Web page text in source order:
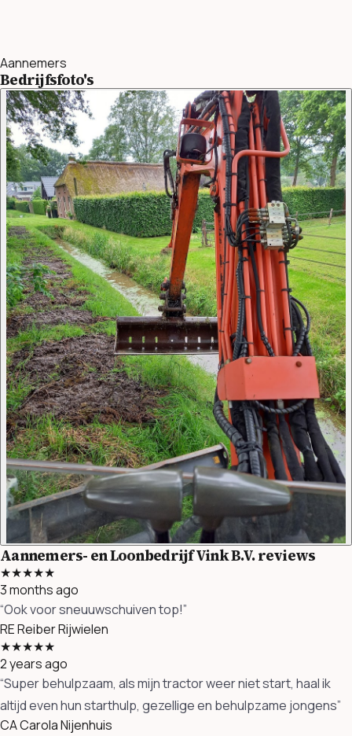
Aannemers
Bedrijfsfoto's
Aannemers- en Loonbedrijf Vink B.V. reviews
★★★★★
3 months ago
“Ook voor sneuuwschuiven top!”
REReiber Rijwielen
★★★★★
2 years ago
“Super behulpzaam, als mijn tractor weer niet start, haal ik
altijd even hun starthulp, gezellige en behulpzame jongens”
CACarola Nijenhuis